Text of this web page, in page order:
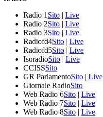
Radio 1 Sito | Live
Radio 2Sito | Live
Radio 3Sito | Live
Radiofd4Sito | Live
Radiofd5Sito | Live
IsoradioSito | Live
CCISSSito
GR ParlamentoSito | Live
Giornale RadioSito
Web Radio 6Sito | Live
Web Radio 7Sito | Live
Web Radio 8Sito | Live